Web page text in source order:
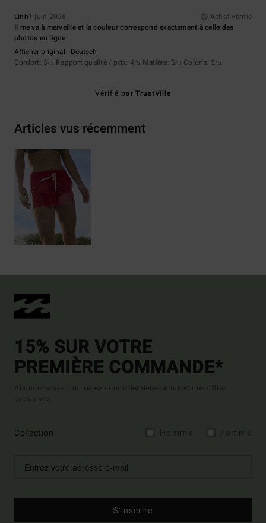
Linh1 juin 2026
Achat vérifié
Il me va à merveille et la couleur correspond exactement à celle des
photos en ligne
Afficher original - Deutsch
Confort: 5/5 Rapport qualité / prix: 4/5 Matière: 5/5 Coloris: 5/5
Vérifié parTrustVille
Articles vus récemment
15% SUR VOTRE
PREMIÈRE COMMANDE*
Abonnez-vous pour recevoir nos dernières actus et nos offres
exclusives.
Collection
S'inscrire